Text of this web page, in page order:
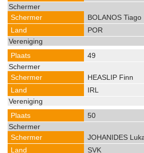
BOLANOS Tiago
POR
49
HEASLIP Finn
IRL
50
JOHANIDES
SVK